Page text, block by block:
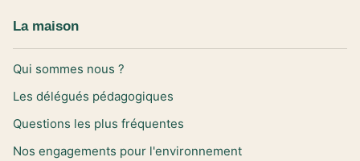
La maison
Qui sommes nous ?
Les délégués pédagogiques
Questions les plus fréquentes
Nos engagements pour l'environnement